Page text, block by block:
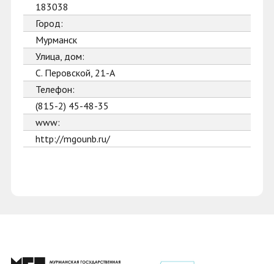
183038
Город:
Мурманск
Улица, дом:
С. Перовской, 21-А
Телефон:
(815-2) 45-48-35
www:
http://mgounb.ru/